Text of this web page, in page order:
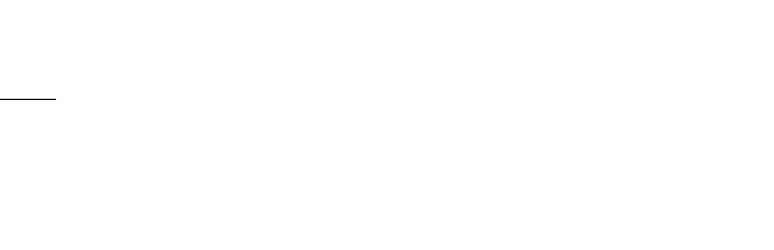
verschiedene Benutzer auf der Website verhalten,
hinweg zu verfolgen. Das Ziel ist es, Anzeigen
sind und somit wertvoller für Herausgeber und